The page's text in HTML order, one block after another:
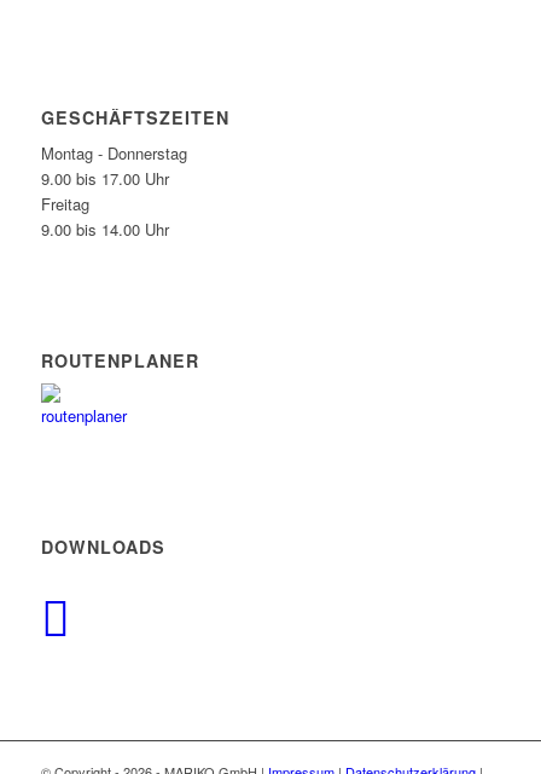
GESCHÄFTSZEITEN
Montag - Donnerstag
9.00 bis 17.00 Uhr
Freitag
9.00 bis 14.00 Uhr
ROUTENPLANER
DOWNLOADS